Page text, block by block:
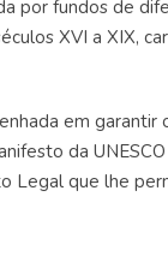
por fundos de
XVI a XIX,
em garantir
da
Legal que lhe